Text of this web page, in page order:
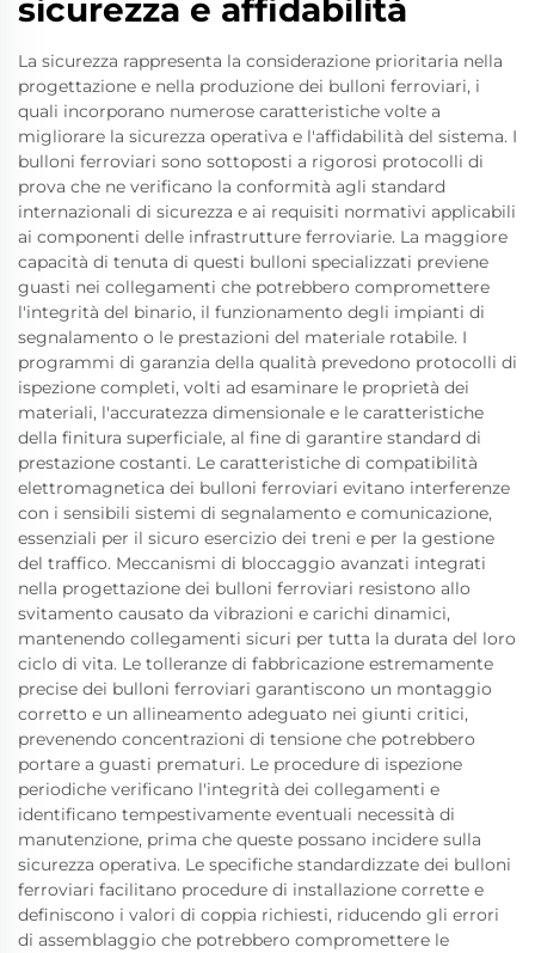
sicurezza e affidabilità
La sicurezza rappresenta la considerazione prioritaria nella
progettazione e nella produzione dei bulloni ferroviari, i
quali incorporano numerose caratteristiche volte a
migliorare la sicurezza operativa e l'affidabilità del sistema. I
bulloni ferroviari sono sottoposti a rigorosi protocolli di
prova che ne verificano la conformità agli standard
internazionali di sicurezza e ai requisiti normativi applicabili
ai componenti delle infrastrutture ferroviarie. La maggiore
capacità di tenuta di questi bulloni specializzati previene
guasti nei collegamenti che potrebbero compromettere
l'integrità del binario, il funzionamento degli impianti di
segnalamento o le prestazioni del materiale rotabile. I
programmi di garanzia della qualità prevedono protocolli di
ispezione completi, volti ad esaminare le proprietà dei
materiali, l'accuratezza dimensionale e le caratteristiche
della finitura superficiale, al fine di garantire standard di
prestazione costanti. Le caratteristiche di compatibilità
elettromagnetica dei bulloni ferroviari evitano interferenze
con i sensibili sistemi di segnalamento e comunicazione,
essenziali per il sicuro esercizio dei treni e per la gestione
del traffico. Meccanismi di bloccaggio avanzati integrati
nella progettazione dei bulloni ferroviari resistono allo
svitamento causato da vibrazioni e carichi dinamici,
mantenendo collegamenti sicuri per tutta la durata del loro
ciclo di vita. Le tolleranze di fabbricazione estremamente
precise dei bulloni ferroviari garantiscono un montaggio
corretto e un allineamento adeguato nei giunti critici,
prevenendo concentrazioni di tensione che potrebbero
portare a guasti prematuri. Le procedure di ispezione
periodiche verificano l'integrità dei collegamenti e
identificano tempestivamente eventuali necessità di
manutenzione, prima che queste possano incidere sulla
sicurezza operativa. Le specifiche standardizzate dei bulloni
ferroviari facilitano procedure di installazione corrette e
definiscono i valori di coppia richiesti, riducendo gli errori
di assemblaggio che potrebbero compromettere le